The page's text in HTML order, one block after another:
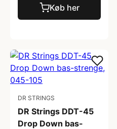
Køb her
DR STRINGS
DR Strings DDT-45
Drop Down bas-